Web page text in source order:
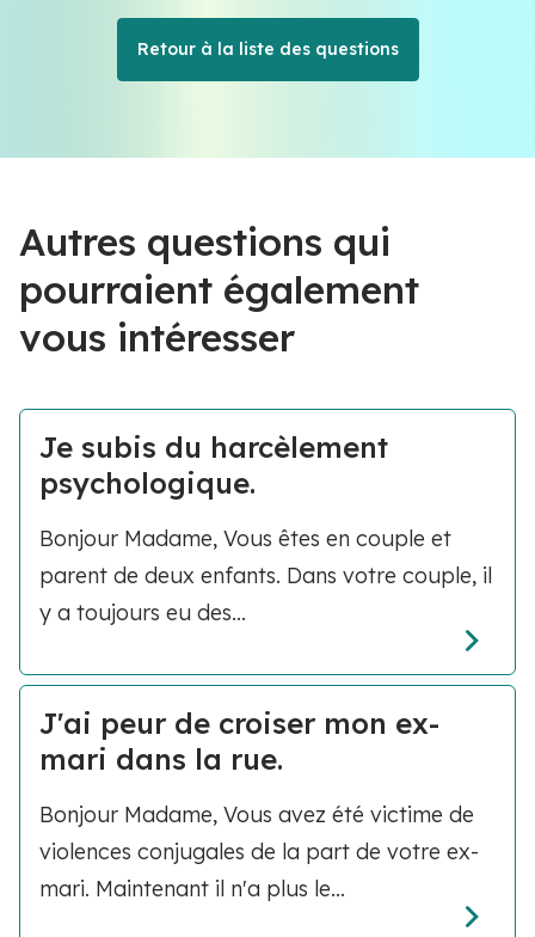
Retour à la liste des questions
Autres questions qui
pourraient également
vous intéresser
Je subis du harcèlement
psychologique.
Bonjour Madame, Vous êtes en couple et
parent de deux enfants. Dans votre couple, il
y a toujours eu des...
J'ai peur de croiser mon ex-
mari dans la rue.
Bonjour Madame, Vous avez été victime de
violences conjugales de la part de votre ex-
mari. Maintenant il n'a plus le...